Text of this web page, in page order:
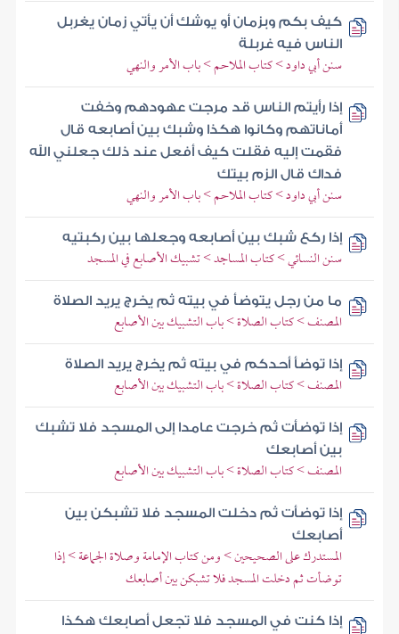
كيف بكم وبزمان أو يوشك أن يأتي زمان يغربل
الناس فيه غربلة
سنن أبي داود > كتاب الملاحم > باب الأمر والنهي
إذا رأيتم الناس قد مرجت عهودهم وخفت
أماناتهم وكانوا هكذا وشبك بين أصابعه قال
فقمت إليه فقلت كيف أفعل عند ذلك جعلني الله
فداك قال الزم بيتك
سنن أبي داود > كتاب الملاحم > باب الأمر والنهي
إذا ركع شبك بين أصابعه وجعلها بين ركبتيه
سنن النسائي > كتاب المساجد > تشبيك الأصابع في المسجد
ما من رجل يتوضأ في بيته ثم يخرج يريد الصلاة
المصنف > كتاب الصلاة > باب التشبيك بين الأصابع
إذا توضأ أحدكم في بيته ثم يخرج يريد الصلاة
المصنف > كتاب الصلاة > باب التشبيك بين الأصابع
إذا توضأت ثم خرجت عامدا إلى المسجد فلا تشبك
بين أصابعك
المصنف > كتاب الصلاة > باب التشبيك بين الأصابع
إذا توضأت ثم دخلت المسجد فلا تشبكن بين
أصابعك
المستدرك على الصحيحين > ومن كتاب الإمامة وصلاة الجماعة > إذا
توضأت ثم دخلت المسجد فلا تشبكن بين أصابعك
إذا كنت في المسجد فلا تجعل أصابعك هكذا